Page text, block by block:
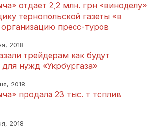
отдает 2,2 млн. грн «виноделу»
тернопольской газеты «в
организацию пресс-туров
2018
трейдерам как будут
нужд «Укрбургаза»
2018
продала 23 тыс. т топлив
2018